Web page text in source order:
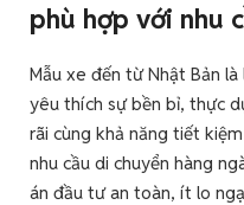
phù hợp với nhu
Mẫu xe đến từ Nhật Bản
yêu thích sự bền bỉ, thực
rãi cùng khả năng tiết
nhu cầu di chuyển hàng
án đầu tư an toàn, ít lo